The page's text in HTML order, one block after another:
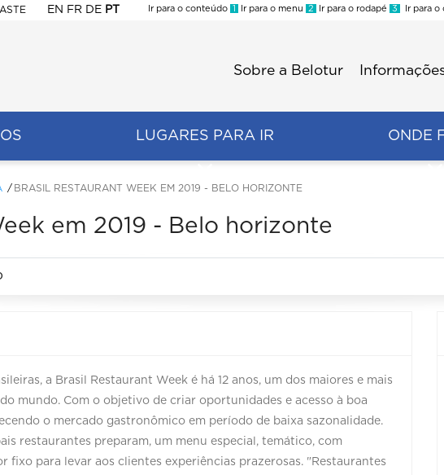
EN FR DE PT
Ir para o conteúdo 1 Ir para o menu 2 Ir para o rodapé 3 Ir para o
Sobre a Belotur
LUGARES PARA IR ONDE
BRASIL RESTAURANT WEEK EM 2019 - BELO HORIZONTE
em 2019 - Belo horizonte
a Brasil Restaurant Week é há 12 anos, um dos maiores e mais
mundo. Com o objetivo de criar oportunidades e acesso à boa
o mercado gastronômico em período de baixa sazonalidade.
restaurantes preparam, um menu especial, temático, com
fixo para levar aos clientes experiências prazerosas. "Restaurantes